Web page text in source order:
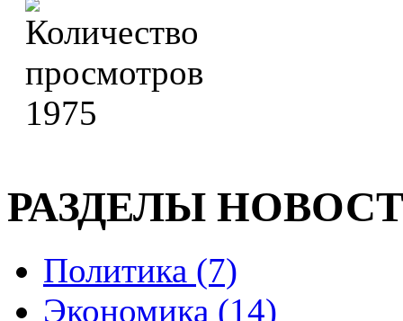
1975
РАЗДЕЛЫ
Политика (7)
Экономика (14)